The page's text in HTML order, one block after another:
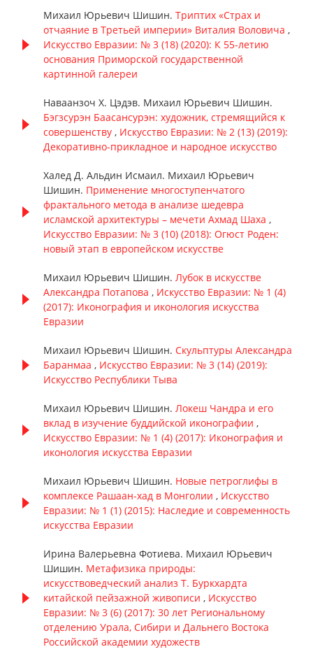
Михаил Юрьевич Шишин. Триптих «Страх и
отчаяние в Третьей империи» Виталия Воловича ,
Искусство Евразии: № 3 (18) (2020): К 55-летию
основания Приморской государственной
картинной галереи
Наваанзоч Х. Цэдэв. Михаил Юрьевич Шишин.
Бэгзсурэн Баасансурэн: художник, стремящийся к
совершенству , Искусство Евразии: № 2 (13) (2019):
Декоративно-прикладное и народное искусство
Халед Д. Альдин Исмаил. Михаил Юрьевич
Шишин. Применение многоступенчатого
фрактального метода в анализе шедевра
исламской архитектуры – мечети Ахмад Шаха ,
Искусство Евразии: № 3 (10) (2018): Огюст Роден:
новый этап в европейском искусстве
Михаил Юрьевич Шишин. Лубок в искусстве
Александра Потапова , Искусство Евразии: № 1 (4)
(2017): Иконография и иконология искусства
Евразии
Михаил Юрьевич Шишин. Скульптуры Александра
Баранмаа , Искусство Евразии: № 3 (14) (2019):
Искусство Республики Тыва
Михаил Юрьевич Шишин. Локеш Чандра и его
вклад в изучение буддийской иконографии ,
Искусство Евразии: № 1 (4) (2017): Иконография и
иконология искусства Евразии
Михаил Юрьевич Шишин. Новые петроглифы в
комплексе Рашаан-хад в Монголии , Искусство
Евразии: № 1 (1) (2015): Наследие и современность
искусства Евразии
Ирина Валерьевна Фотиева. Михаил Юрьевич
Шишин. Метафизика природы:
искусствоведческий анализ Т. Буркхардта
китайской пейзажной живописи , Искусство
Евразии: № 3 (6) (2017): 30 лет Региональному
отделению Урала, Сибири и Дальнего Востока
Российской академии художеств